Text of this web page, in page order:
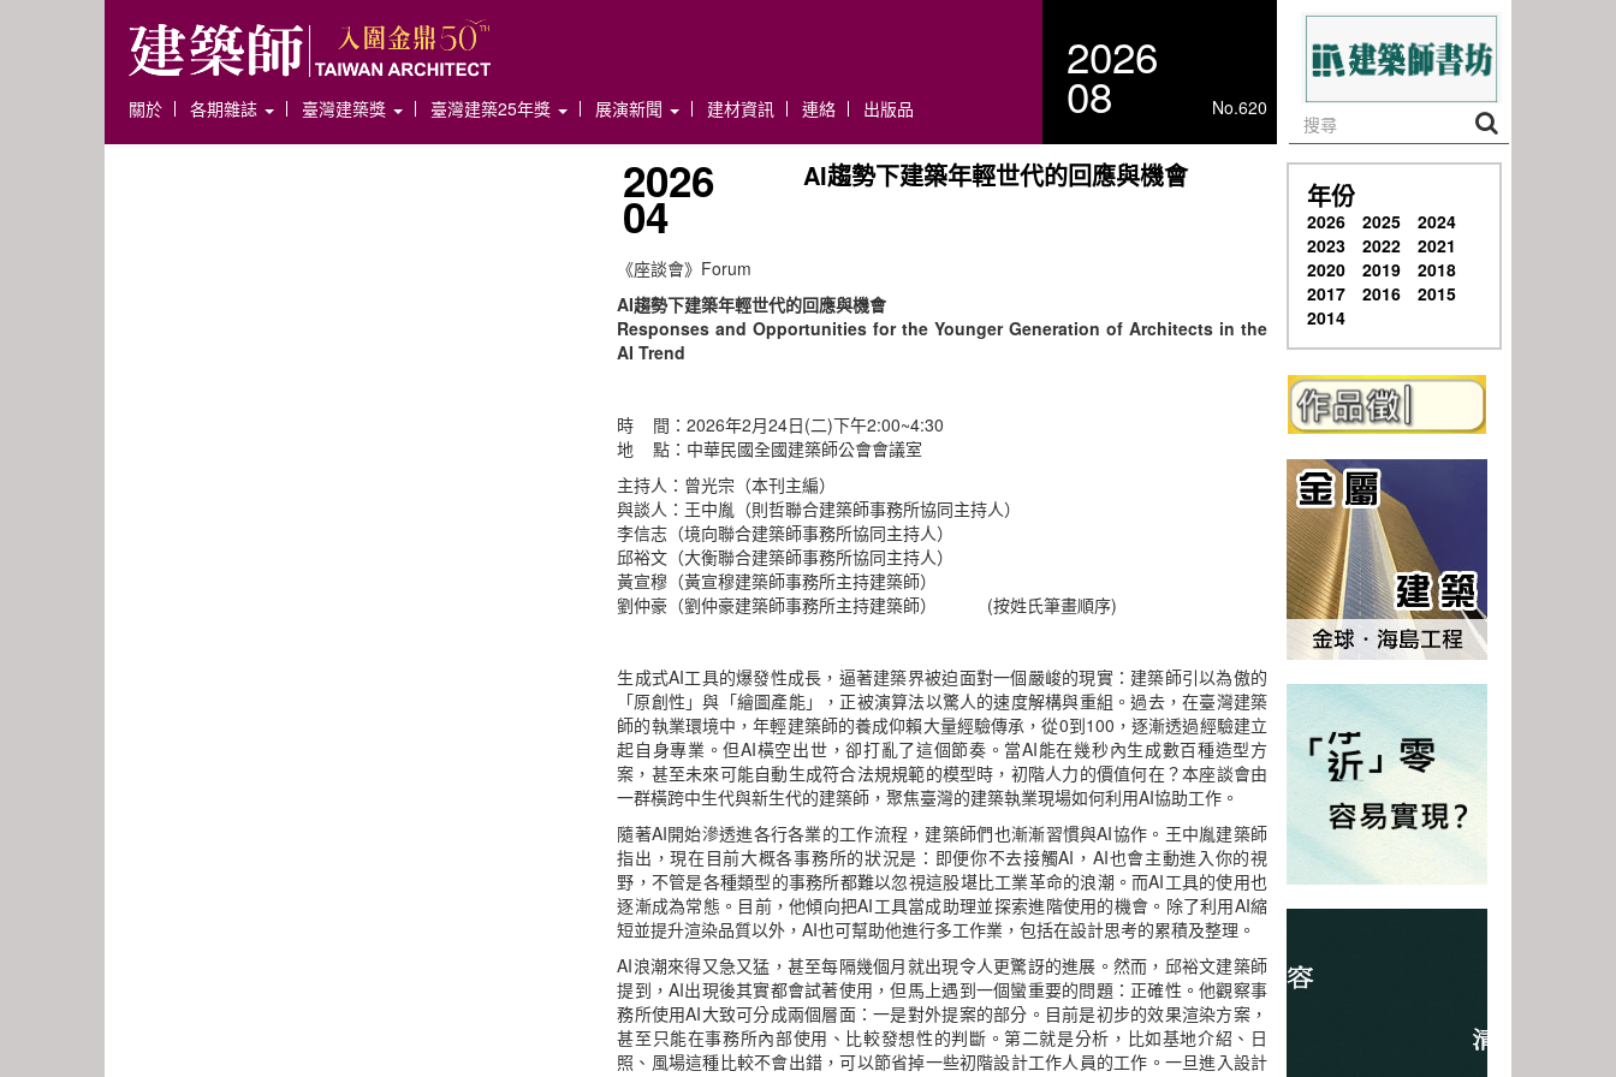
關於 各期雜誌 臺灣建築獎 臺灣建築25年獎 展演新聞 建材資訊 連絡 出版品
2026
08 No.620
2026
04
AI趨勢下建築年輕世代的回應與機會
《座談會》Forum
AI趨勢下建築年輕世代的回應與機會
Responses and Opportunities for the Younger Generation of Architects in the
AI Trend
時 間：2026年2月24日(二)下午2:00~4:30
地 點：中華民國全國建築師公會會議室
主持人：曾光宗（本刊主編）
與談人：王中胤（則哲聯合建築師事務所協同主持人）
李信志（境向聯合建築師事務所協同主持人）
邱裕文（大衡聯合建築師事務所協同主持人）
黃宣穆（黃宣穆建築師事務所主持建築師）
劉仲豪（劉仲豪建築師事務所主持建築師） (按姓氏筆畫順序)
生成式AI工具的爆發性成長，逼著建築界被迫面對一個嚴峻的現實：建築師引以為傲的
「原創性」與「繪圖產能」，正被演算法以驚人的速度解構與重組。過去，在臺灣建築
師的執業環境中，年輕建築師的養成仰賴大量經驗傳承，從0到100，逐漸透過經驗建立
起自身專業。但AI橫空出世，卻打亂了這個節奏。當AI能在幾秒內生成數百種造型方
案，甚至未來可能自動生成符合法規規範的模型時，初階人力的價值何在？本座談會由
一群橫跨中生代與新生代的建築師，聚焦臺灣的建築執業現場如何利用AI協助工作。
隨著AI開始滲透進各行各業的工作流程，建築師們也漸漸習慣與AI協作。王中胤建築師
指出，現在目前大概各事務所的狀況是：即便你不去接觸AI，AI也會主動進入你的視
野，不管是各種類型的事務所都難以忽視這股堪比工業革命的浪潮。而AI工具的使用也
逐漸成為常態。目前，他傾向把AI工具當成助理並探索進階使用的機會。除了利用AI縮
短並提升渲染品質以外，AI也可幫助他進行多工作業，包括在設計思考的累積及整理。
AI浪潮來得又急又猛，甚至每隔幾個月就出現令人更驚訝的進展。然而，邱裕文建築師
提到，AI出現後其實都會試著使用，但馬上遇到一個蠻重要的問題：正確性。他觀察事
務所使用AI大致可分成兩個層面：一是對外提案的部分。目前是初步的效果渲染方案，
甚至只能在事務所內部使用、比較發想性的判斷。第二就是分析，比如基地介紹、日
照、風場這種比較不會出錯，可以節省掉一些初階設計工作人員的工作。一旦進入設計
年份
2026 2025
2024
2023
2022
2021
2020
2019
2018
2017
2016
2015
2014